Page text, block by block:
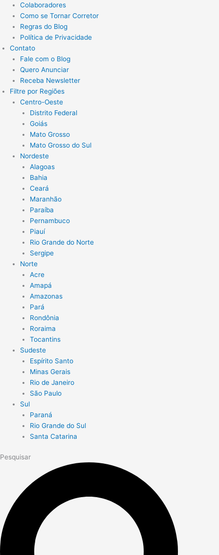
Colaboradores
Como se Tornar Corretor
Regras do Blog
Política de Privacidade
Contato
Fale com o Blog
Quero Anunciar
Receba Newsletter
Filtre por Regiões
Centro-Oeste
Distrito Federal
Goiás
Mato Grosso
Mato Grosso do Sul
Nordeste
Alagoas
Bahia
Ceará
Maranhão
Paraíba
Pernambuco
Piauí
Rio Grande do Norte
Sergipe
Norte
Acre
Amapá
Amazonas
Pará
Rondônia
Roraima
Tocantins
Sudeste
Espírito Santo
Minas Gerais
Rio de Janeiro
São Paulo
Sul
Paraná
Rio Grande do Sul
Santa Catarina
Pesquisar